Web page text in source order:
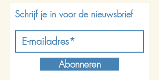
Schrijf je in voor de nieuwsbrief
Abonneren